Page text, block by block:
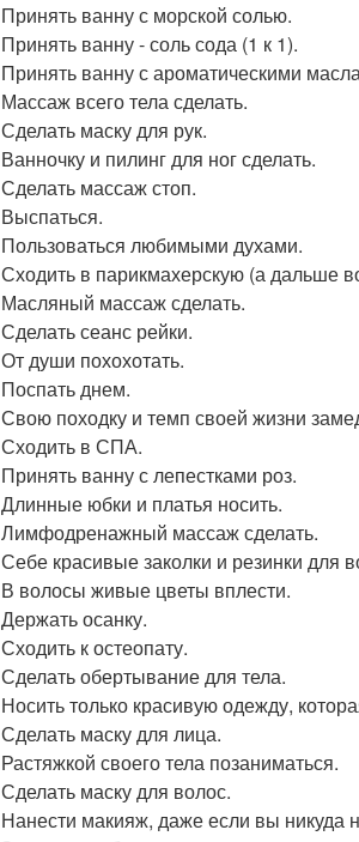
Принять ванну с морской солью.
Принять ванну - соль сода (1 к 1).
Принять ванну с ароматическими
Массаж всего тела сделать.
Сделать маску для рук.
Ванночку и пилинг для ног сделать.
Сделать массаж стоп.
Выспаться.
Пользоваться любимыми духами.
Сходить в парикмахерскую (а дальше
Масляный массаж сделать.
Сделать сеанс рейки.
От души похохотать.
Поспать днем.
Свою походку и темп своей жизни
Сходить в СПА.
Принять ванну с лепестками роз.
Длинные юбки и платья носить.
Лимфодренажный массаж сделать.
Себе красивые заколки и резинки для
В волосы живые цветы вплести.
Держать осанку.
Сходить к остеопату.
Сделать обертывание для тела.
Носить только красивую одежду,
Сделать маску для лица.
Растяжкой своего тела позаниматься.
Сделать маску для волос.
Нанести макияж, даже если вы никуда